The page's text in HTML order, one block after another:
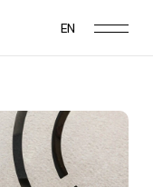
EN